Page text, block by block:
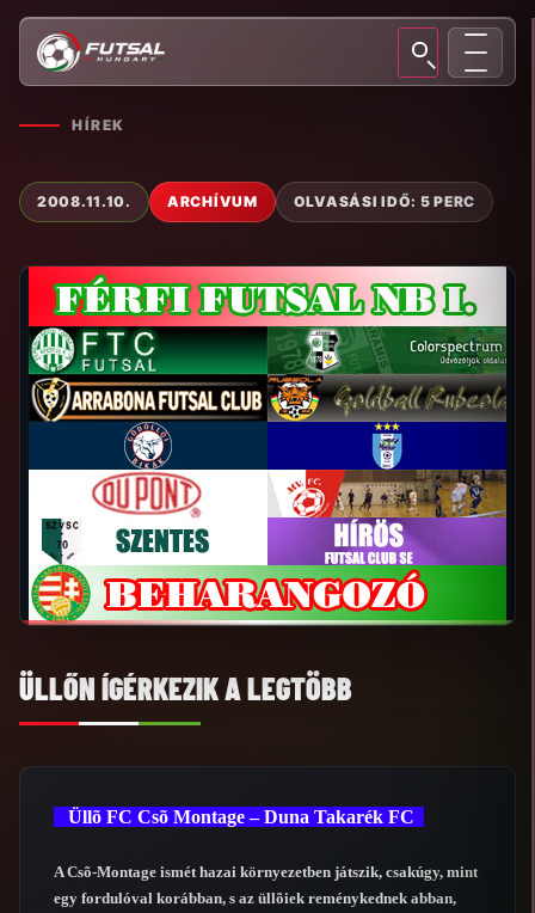
HÍREK
2008.11.10. ARCHÍVUM OLVASÁSI IDŐ: 5 PERC
ÜLLŐN ÍGÉRKEZIK A LEGTÖBB
Üllõ FC Csõ Montage – Duna Takarék FC
A Csõ-Montage ismét hazai környezetben játszik, csakúgy, mint
egy fordulóval korábban, s az üllõiek reménykednek abban,